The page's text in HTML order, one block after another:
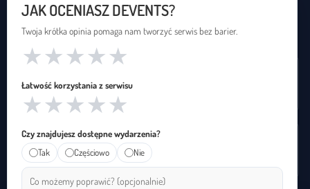
USŁUGI DOSTĘPNOŚCI
Zapętleni · zapetleni.pl
Tłumaczenie na polski język migowy
Janusz Migowego · januszmigowego.pl
JAK OCENIASZ DEVENTS?
Twoja krótka opinia pomaga nam tworzyć serwis bez barier.
★
★
★
★
★
Łatwość korzystania z serwisu
★
★
★
★
★
Czy znajdujesz dostępne wydarzenia?
Tak
Częściowo Nie